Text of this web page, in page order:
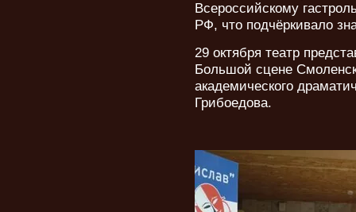
Всероссийскому
РФ, что подчёркивало
29 октября театр
Большой сцене
академического
Грибоедова.